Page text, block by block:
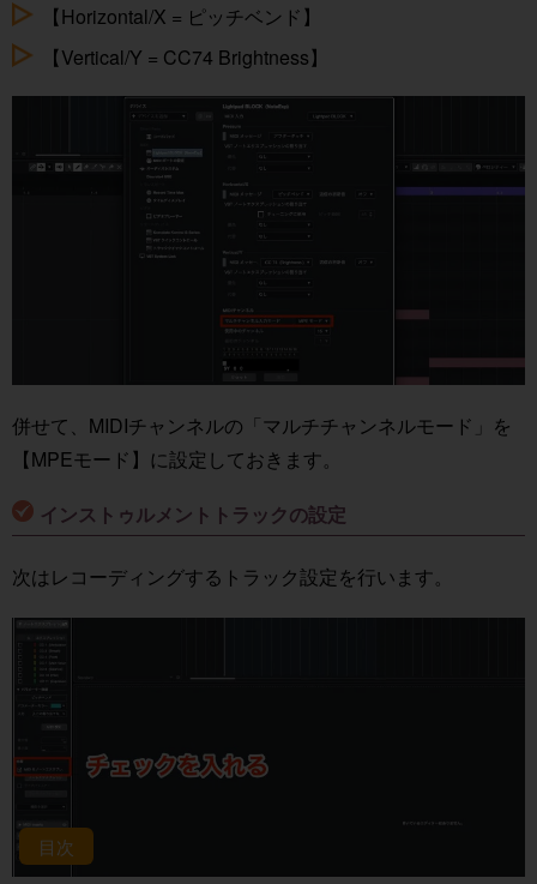
目次
【Horizontal/X = ピッチベンド】
【Vertical/Y = CC74 Brightness】
併せて、MIDIチャンネルの「マルチチャンネルモード」を
【MPEモード】に設定しておきます。
インストゥルメントトラックの設定
次はレコーディングするトラック設定を行います。